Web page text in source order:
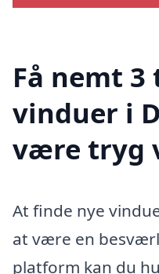
Få nemt
vinduer i
være tryg
At finde nye
at være en
platform kan du